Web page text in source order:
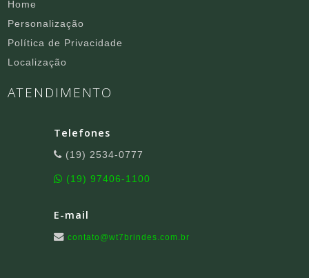
Home
Personalização
Política de Privacidade
Localização
ATENDIMENTO
Telefones
(19) 2534-0777
(19) 97406-1100
E-mail
contato@wt7brindes.com.br